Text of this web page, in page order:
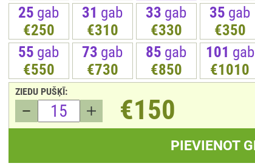
25 gab
€250
31 gab
€310
33 gab
€330
35 gab
€350
55 gab
€550
73 gab
€730
85 gab
€850
101 gab
€1010
ZIEDU PUŠĶĪ:
€150
PIEVIENOT